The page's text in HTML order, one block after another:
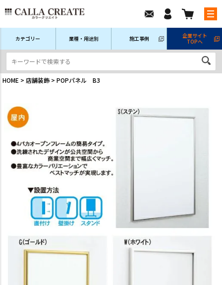
ログイン/マイページ
注文履歴
(平日9:00～18:00)
カテゴリー 業種・用途別 施工事例
企業サイト
TOPへ
HOME 店舗装飾 POPパネル B3